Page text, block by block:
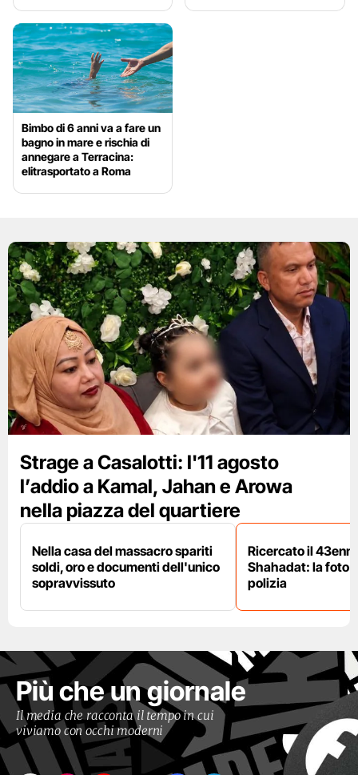
Bimbo di 6 anni va a fare un
bagno in mare e rischia di
annegare a Terracina:
elitrasportato a Roma
Strage a Casalotti: l'11 agosto
l’addio a Kamal, Jahan e Arowa
nella piazza del quartiere
Nella casa del massacro spariti
soldi, oro e documenti dell'unico
sopravvissuto
Ricercato il
Shahadat: la foto
polizia
Più che un giornale
Il media che racconta il tempo in cui
viviamo con occhi moderni